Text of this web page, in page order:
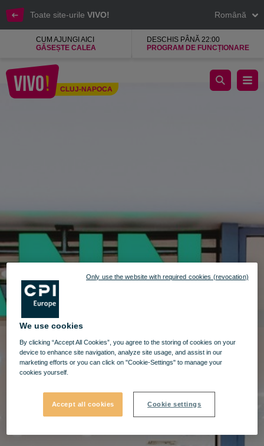
Toate site-urile VIVO! Română
CUM AJUNGI AICI
GĂSEȘTE CALEA
DESCHIS PÂNĂ 22:00
PROGRAM DE FUNCȚIONARE
CLUJ-NAPOCA
Deichman ofera incaltaminte la cele mai bune preturi
We use cookies
By clicking “Accept All Cookies”, you agree to the storing of cookies on your
device to enhance site navigation, analyze site usage, and assist in our
marketing efforts or you can click on "Cookie-Settings" to manage your
cookies yourself.
Accept all cookies Cookie settings
Only use the website with required cookies (revocation)